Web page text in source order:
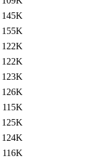
145K
155K
122K
122K
123K
126K
115K
125K
124K
116K